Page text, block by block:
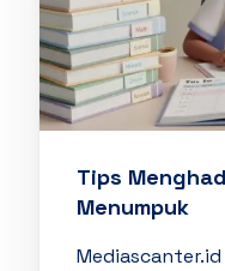
Tips
Menumpuk